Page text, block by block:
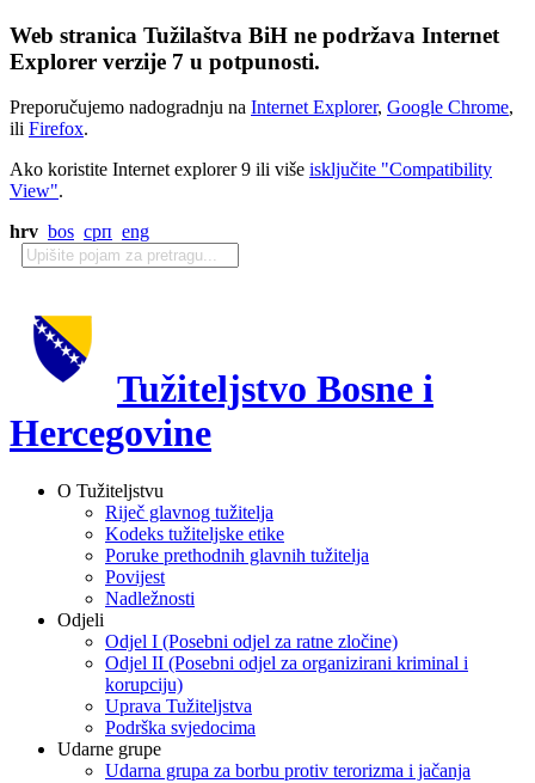
Web stranica Tužilaštva BiH ne podržava Internet
Explorer verzije 7 u potpunosti.
Preporučujemo nadogradnju na Internet Explorer, Google Chrome,
ili Firefox.
Ako koristite Internet explorer 9 ili više isključite "Compatibility
View".
hrv bos срп eng
Tužiteljstvo Bosne i
Hercegovine
O Tužiteljstvu
Riječ glavnog tužitelja
Kodeks tužiteljske etike
Poruke prethodnih glavnih tužitelja
Povijest
Nadležnosti
Odjeli
Odjel I (Posebni odjel za ratne zločine)
Odjel II (Posebni odjel za organizirani kriminal i
korupciju)
Uprava Tužiteljstva
Podrška svjedocima
Udarne grupe
Udarna grupa za borbu protiv terorizma i jačanja